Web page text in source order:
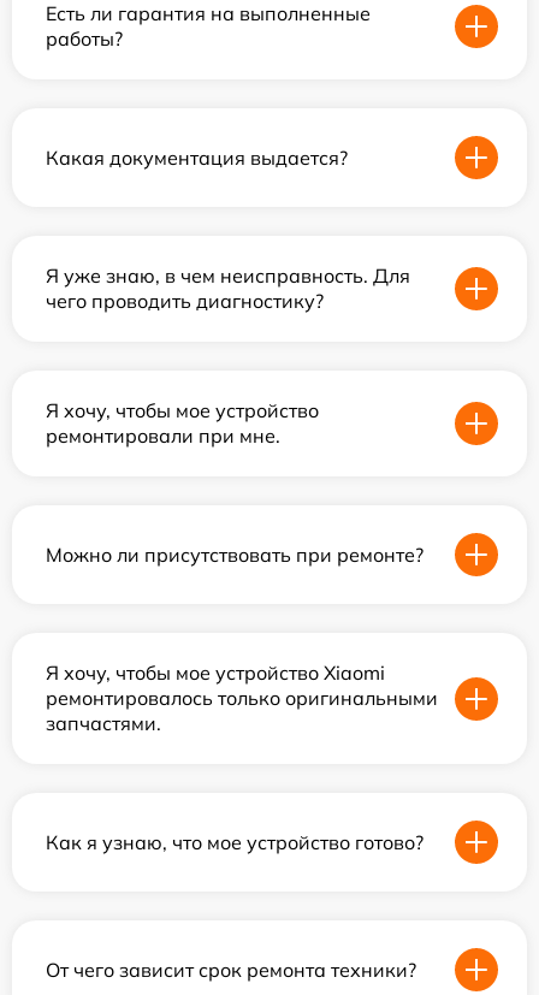
Есть ли гарантия на выполненные
работы?
Какая документация выдается?
Я уже знаю, в чем неисправность. Для
чего проводить диагностику?
Я хочу, чтобы мое устройство
ремонтировали при мне.
Можно ли присутствовать при ремонте?
Я хочу, чтобы мое устройство Xiaomi
ремонтировалось только оригинальными
запчастями.
Как я узнаю, что мое устройство готово?
От чего зависит срок ремонта техники?